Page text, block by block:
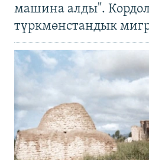
машина алды".
түркмөнстандык